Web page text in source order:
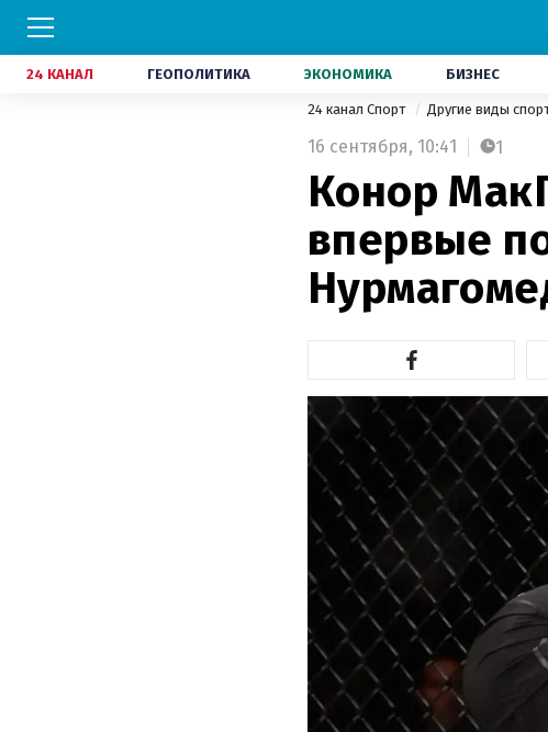
24 КАНАЛ ГЕОПОЛИТИКА ЭКОНОМИКА БИЗНЕС
24 канал Спорт Другие виды
16 сентября, 10:41 1
Конор
впервые